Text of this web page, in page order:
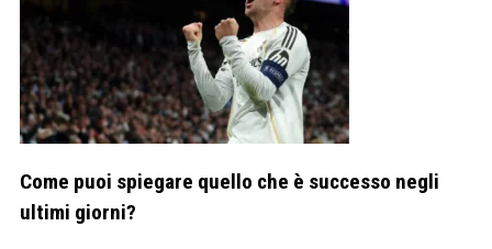
Come puoi spiegare quello che è successo negli
ultimi giorni?